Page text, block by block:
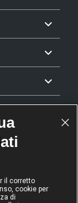
2024
il corretto
cookie per
di